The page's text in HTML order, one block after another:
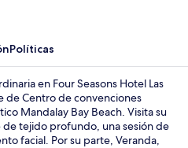
Políticas
en Four Seasons Hotel Las
de Centro de convenciones
Mandalay Bay Beach. Visita su
de tejido profundo, una sesión de
facial. Por su parte, Veranda,